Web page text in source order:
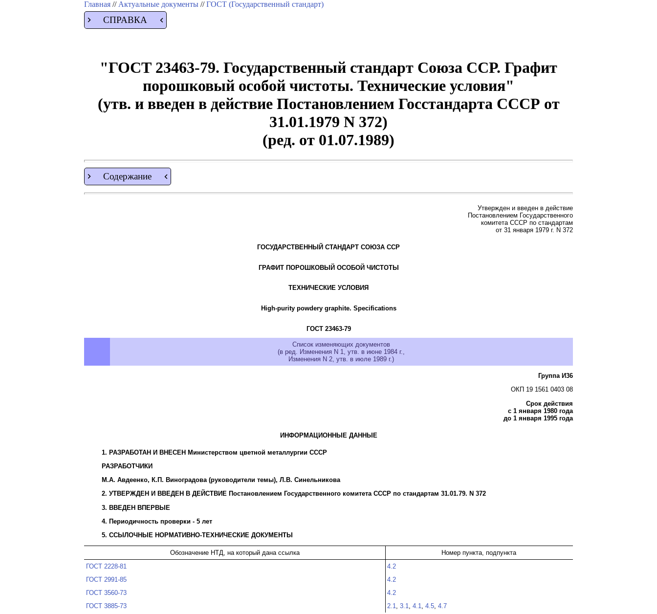
Главная // Актуальные документы //ГОСТ (Государственный стандарт)
СПРАВКА
"ГОСТ 23463-79. Государственный стандарт Союза ССР. Графит
порошковый особой чистоты. Технические условия"
(утв. и введен в действие Постановлением Госстандарта СССР от
31.01.1979 N 372)
(ред. от 01.07.1989)
Содержание
Утвержден и введен в действие
Постановлением Государственного
комитета СССР по стандартам
от 31 января 1979 г. N 372
ГОСУДАРСТВЕННЫЙ СТАНДАРТ СОЮЗА ССР
ГРАФИТ ПОРОШКОВЫЙ ОСОБОЙ ЧИСТОТЫ
ТЕХНИЧЕСКИЕ УСЛОВИЯ
High-purity powdery graphite. Specifications
ГОСТ 23463-79
Список изменяющих документов
(в ред. Изменения N 1, утв. в июне 1984 г.,
Изменения N 2, утв. в июле 1989 г.)
Группа И36
ОКП 19 1561 0403 08
Срок действия
с 1 января 1980 года
до 1 января 1995 года
ИНФОРМАЦИОННЫЕ ДАННЫЕ
1. РАЗРАБОТАН И ВНЕСЕН Министерством цветной металлургии СССР
РАЗРАБОТЧИКИ
М.А. Авдеенко, К.П. Виноградова (руководители темы), Л.В. Синельникова
2. УТВЕРЖДЕН И ВВЕДЕН В ДЕЙСТВИЕ Постановлением Государственного комитета СССР по стандартам 31.01.79. N 372
3. ВВЕДЕН ВПЕРВЫЕ
4. Периодичность проверки - 5 лет
5. ССЫЛОЧНЫЕ НОРМАТИВНО-ТЕХНИЧЕСКИЕ ДОКУМЕНТЫ
Обозначение НТД, на который дана ссылка
Номер пункта, подпункта
ГОСТ 2228-81
4.2
ГОСТ 2991-85
4.2
ГОСТ 3560-73
4.2
ГОСТ 3885-73
2.1 3.1 4.1 4.5, 4.7